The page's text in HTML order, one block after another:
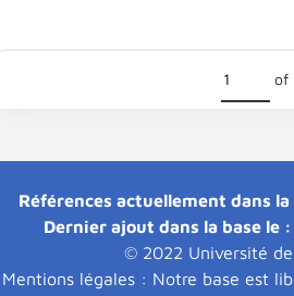
of
Références actuellement dans la
Dernier ajout dans la base le :
© 2022 Université
Mentions légales : Notre base est